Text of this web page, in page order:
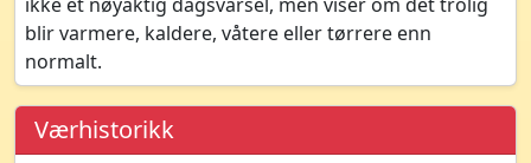
blir varmere, kaldere, våtere eller tørrere enn
normalt.
Værhistorikk